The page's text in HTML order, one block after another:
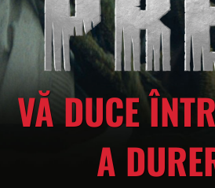
VĂ DUCE
A